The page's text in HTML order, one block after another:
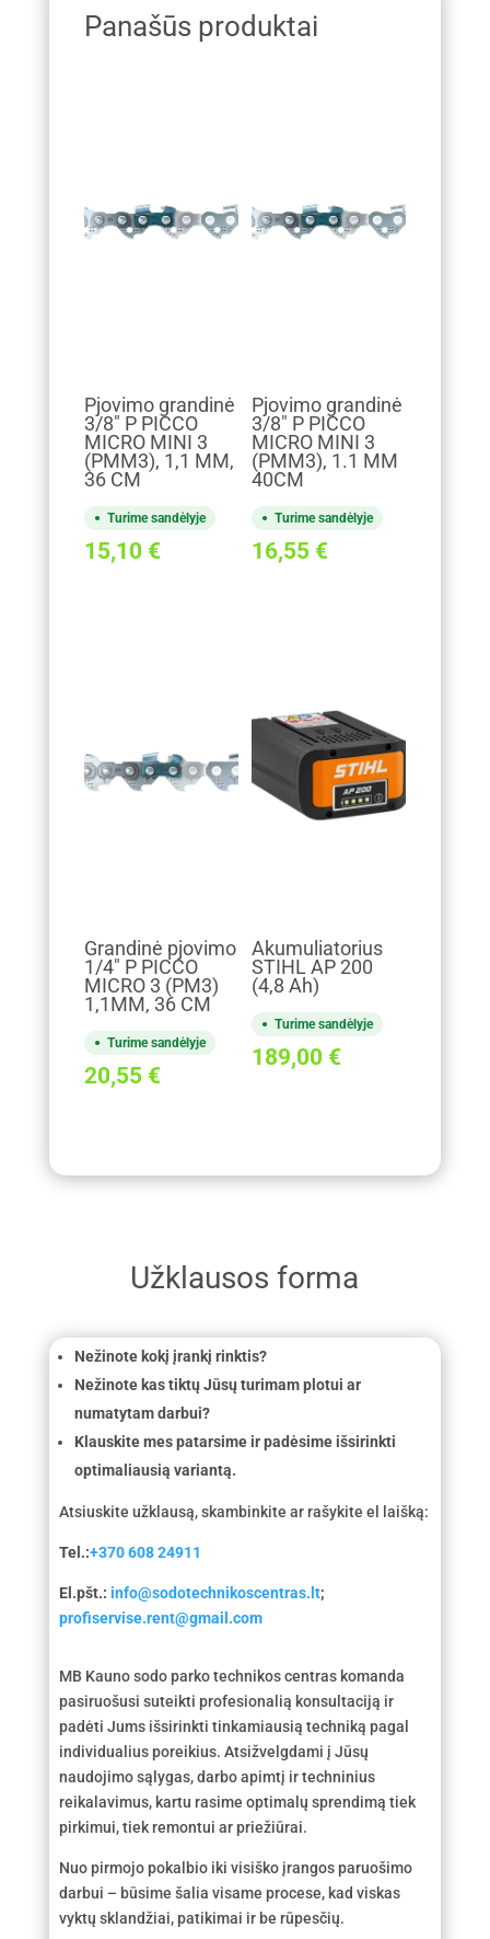
Panašūs produktai
Pjovimo grandinė
3/8" P PICCO
MICRO MINI 3
(PMM3), 1,1 MM,
36 CM
Turime sandėlyje
15,10 €
Pjovimo grandinė
3/8" P PICCO
MICRO MINI 3
(PMM3), 1.1 MM
40CM
Turime sandėlyje
16,55 €
Grandinė pjovimo
1/4" P PICCO
MICRO 3 (PM3)
1,1MM, 36 CM
Turime sandėlyje
20,55 €
Akumuliatorius
STIHL AP 200
(4,8 Ah)
Turime sandėlyje
189,00 €
Užklausos forma
Nežinote kokį įrankį rinktis?
Nežinote kas tiktų Jūsų turimam plotui ar
numatytam darbui?
Klauskite mes patarsime ir padėsime išsirinkti
optimaliausią variantą.
Atsiuskite užklausą, skambinkite ar rašykite el laišką:
Tel.:+370 608 24911
El.pšt.: info@sodotechnikoscentras.lt;
profiservise.rent@gmail.com
MB Kauno sodo parko technikos centras komanda
pasiruošusi suteikti profesionalią konsultaciją ir
padėti Jums išsirinkti tinkamiausią techniką pagal
individualius poreikius. Atsižvelgdami į Jūsų
naudojimo sąlygas, darbo apimtį ir techninius
reikalavimus, kartu rasime optimalų sprendimą tiek
pirkimui, tiek remontui ar priežiūrai.
Nuo pirmojo pokalbio iki visiško įrangos paruošimo
darbui – būsime šalia visame procese, kad viskas
vyktų sklandžiai, patikimai ir be rūpesčių.